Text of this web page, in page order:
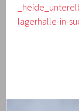
lagerhalle-in-